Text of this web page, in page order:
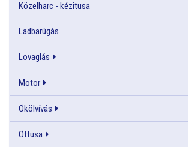
Közelharc - kézitusa
Ladbarúgás
Lovaglás
Motor
Ökölvívás
Öttusa